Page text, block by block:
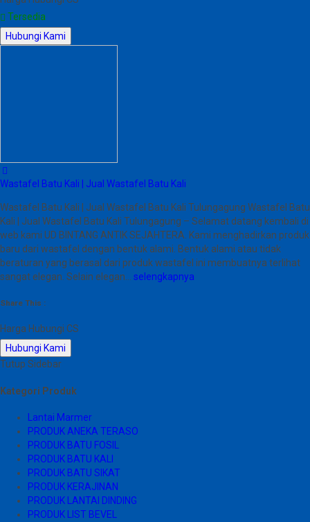
Tersedia
Hubungi Kami
Wastafel Batu Kali | Jual Wastafel Batu Kali
Wastafel Batu Kali | Jual Wastafel Batu Kali Tulungagung Wastafel Batu
Kali | Jual Wastafel Batu Kali Tulungagung – Selamat datang kembali di
web kami UD BINTANG ANTIK SEJAHTERA. Kami menghadirkan produk
baru dari wastafel dengan bentuk alami. Bentuk alami atau tidak
beraturan yang berasal dari produk wastafel ini membuatnya terlihat
sangat elegan. Selain elegan… selengkapnya
Share This :
Harga Hubungi CS
Hubungi Kami
Tutup Sidebar
Kategori Produk
Lantai Marmer
PRODUK ANEKA TERASO
PRODUK BATU FOSIL
PRODUK BATU KALI
PRODUK BATU SIKAT
PRODUK KERAJINAN
PRODUK LANTAI DINDING
PRODUK LIST BEVEL